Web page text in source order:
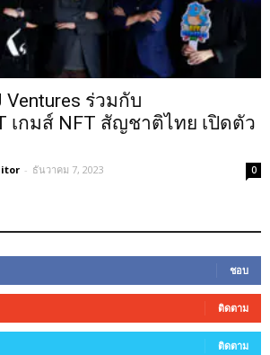
Ventures ร่วมกับ
เกมส์ NFT สัญชาติไทย เปิดตัว
- ธันวาคม 7, 2023 0
ชอบ
ติดตาม
ติดตาม